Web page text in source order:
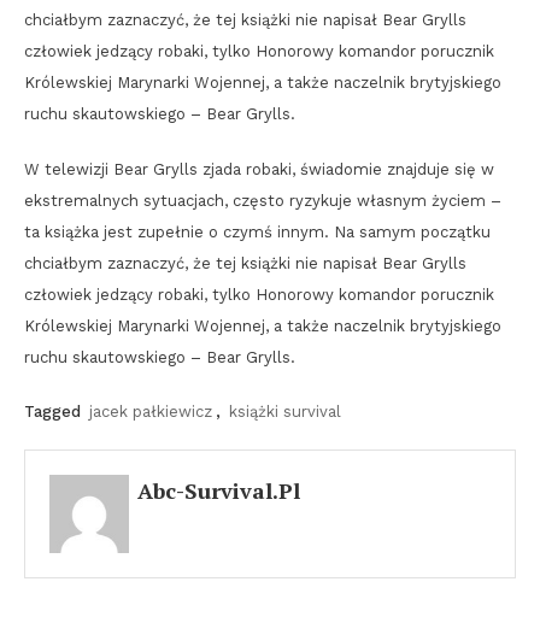
chciałbym zaznaczyć, że tej książki nie napisał Bear Grylls
człowiek jedzący robaki, tylko Honorowy komandor porucznik
Królewskiej Marynarki Wojennej, a także naczelnik brytyjskiego
ruchu skautowskiego – Bear Grylls.
W telewizji Bear Grylls zjada robaki, świadomie znajduje się w
ekstremalnych sytuacjach, często ryzykuje własnym życiem –
ta książka jest zupełnie o czymś innym. Na samym początku
chciałbym zaznaczyć, że tej książki nie napisał Bear Grylls
człowiek jedzący robaki, tylko Honorowy komandor porucznik
Królewskiej Marynarki Wojennej, a także naczelnik brytyjskiego
ruchu skautowskiego – Bear Grylls.
Tagged jacek pałkiewicz , książki survival
Abc-Survival.pl